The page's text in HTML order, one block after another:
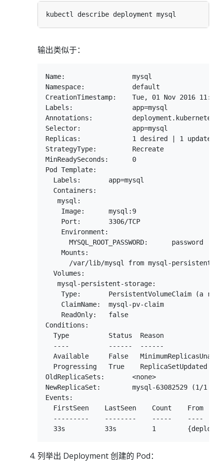
输出类似于：
Name:                 mysql
Namespace:            default
CreationTimestamp:    Tue, 01 Nov 2016
Labels:               app=mysql
Annotations:
Selector:             app=mysql
Replicas:             1 desired | 1 updated
StrategyType:         Recreate
MinReadySeconds:      0
Pod Template:
  Labels:       app=mysql
  Containers:
   mysql:
    Image:      mysql:9
    Port:       3306/TCP
    Environment:
      MYSQL_ROOT_PASSWORD:      password
    Mounts:
/var/lib/mysql from mysql-persistent-
  Volumes:
   mysql-persistent-storage:
Type:       PersistentVolumeClaim (a
    ClaimName:  mysql-pv-claim
    ReadOnly:   false
Conditions:
  Type          Status  Reason
  ----          ------  ------
Available     False
  Progressing   True    ReplicaSetUpdated
OldReplicaSets:       <none>
NewReplicaSet:        mysql-63082529 (1/1
Events:
FirstSeen    LastSeen    Count    From
---------    --------    -----    ----
列举出 Deployment 创建的 Pod：